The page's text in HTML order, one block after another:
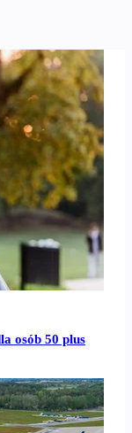
osób 50 plus